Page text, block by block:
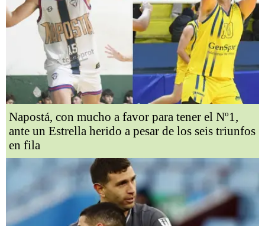
Napostá, con mucho a favor para tener el Nº1,
ante un Estrella herido a pesar de los seis triunfos
en fila